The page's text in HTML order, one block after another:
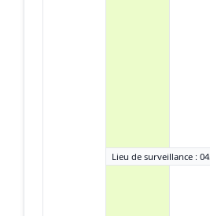
Lieu de surveillance :